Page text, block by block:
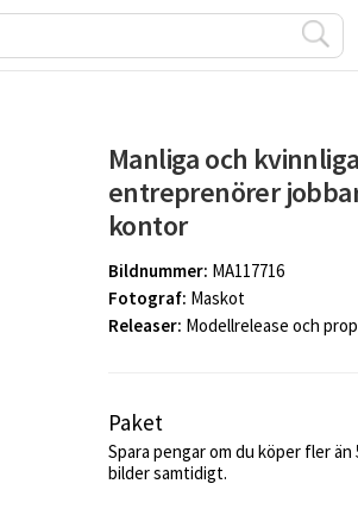
Manliga och kvinnliga
entreprenörer
kontor
Bildnummer: MA117716
Fotograf: Maskot
Releaser: Modellrelease och
Paket
Spara pengar om du köper fler än
bilder samtidigt.